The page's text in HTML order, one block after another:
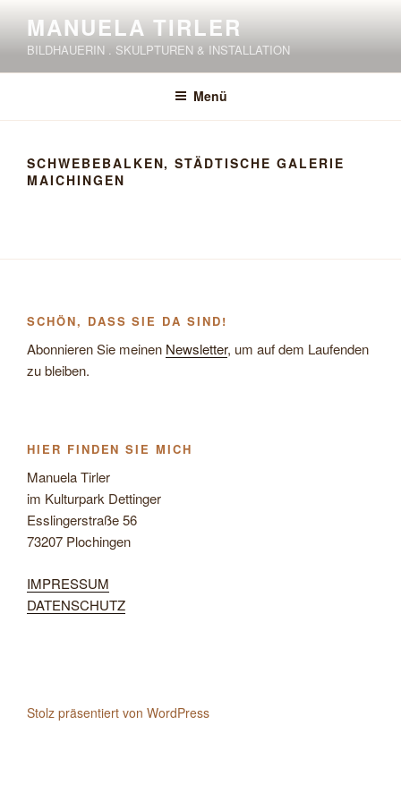
springen
MANUELA TIRLER
BILDHAUERIN . SKULPTUREN & INSTALLATION
Menü
SCHWEBEBALKEN, STÄDTISCHE GALERIE
MAICHINGEN
SCHÖN, DASS SIE DA SIND!
Abonnieren Sie meinen Newsletter, um auf dem Laufenden
zu bleiben.
HIER FINDEN SIE MICH
Manuela Tirler
im Kulturpark Dettinger
Esslingerstraße 56
73207 Plochingen
IMPRESSUM
DATENSCHUTZ
Stolz präsentiert von WordPress